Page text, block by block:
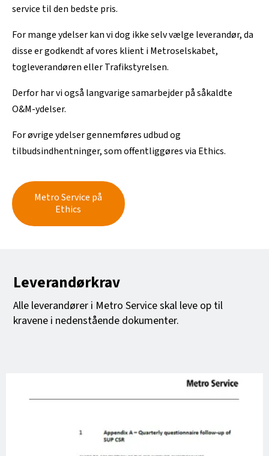
service til den bedste pris.
For mange ydelser kan vi dog ikke selv vælge leverandør, da
disse er godkendt af vores klient i Metroselskabet,
togleverandøren eller Trafikstyrelsen.
Derfor har vi også langvarige samarbejder på såkaldte
O&M-ydelser.
For øvrige ydelser gennemføres udbud og
tilbudsindhentninger, som offentliggøres via Ethics.
Metro Service på
Ethics
Leverandørkrav
Alle leverandører i Metro Service skal leve op til
kravene i nedenstående dokumenter.